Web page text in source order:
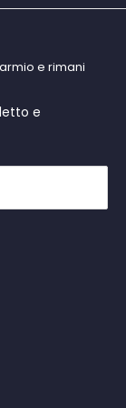
e rimani
e